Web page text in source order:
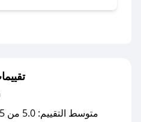
مع صحصح، تسوق بذكاء
كوبونات خصم حصرية من ديجتال فولت!
متوسط التقييم: 5.0 من 5 نجوم بواسطة 0 مستخدمين